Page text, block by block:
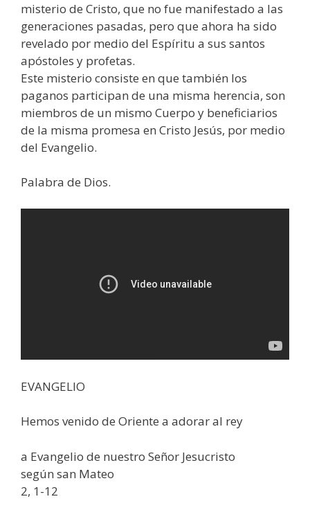
misterio de Cristo, que no fue manifestado a las
generaciones pasadas, pero que ahora ha sido
revelado por medio del Espíritu a sus santos
apóstoles y profetas.
Este misterio consiste en que también los
paganos participan de una misma herencia, son
miembros de un mismo Cuerpo y beneficiarios
de la misma promesa en Cristo Jesús, por medio
del Evangelio.
Palabra de Dios.
EVANGELIO
Hemos venido de Oriente a adorar al rey
a Evangelio de nuestro Señor Jesucristo
según san Mateo
2, 1-12